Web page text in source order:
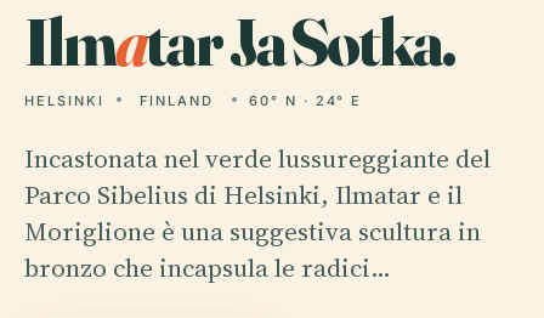
Ilmatar Ja Sotka.
HELSINKI FINLAND 60° N · 24° E
Incastonata nel verde lussureggiante del
Parco Sibelius di Helsinki, Ilmatar e il
Moriglione è una suggestiva scultura in
bronzo che incapsula le radici…